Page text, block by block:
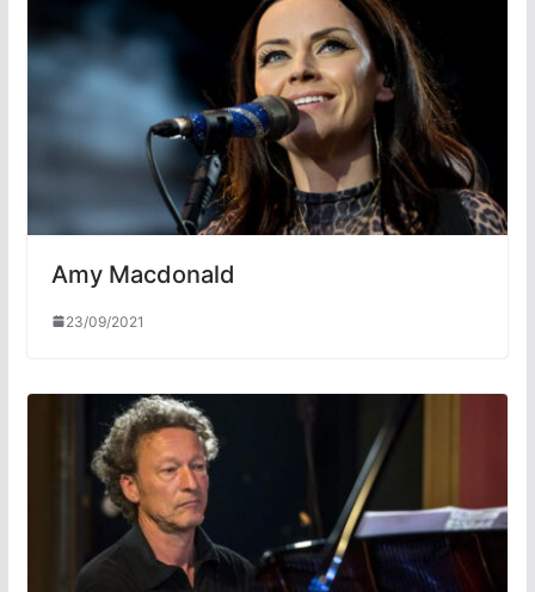
Amy Macdonald
23/09/2021